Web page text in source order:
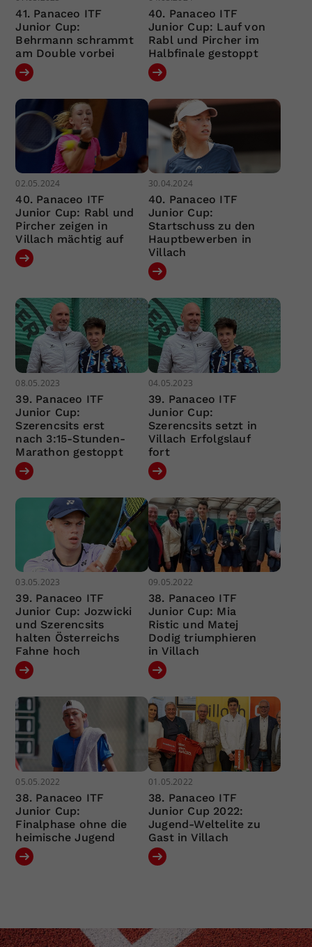
41. Panaceo ITF
Junior Cup:
Behrmann schrammt
am Double vorbei
40. Panaceo ITF
Junior Cup: Lauf von
Rabl und Pircher im
Halbfinale gestoppt
02.05.2024
40. Panaceo ITF
Junior Cup: Rabl und
Pircher zeigen in
Villach mächtig auf
30.04.2024
40. Panaceo ITF
Junior Cup:
Startschuss zu den
Hauptbewerben in
Villach
08.05.2023
39. Panaceo ITF
Junior Cup:
Szerencsits erst
nach 3:15-Stunden-
Marathon gestoppt
04.05.2023
39. Panaceo ITF
Junior Cup:
Szerencsits setzt in
Villach Erfolgslauf
fort
03.05.2023
39. Panaceo ITF
Junior Cup: Jozwicki
und Szerencsits
halten Österreichs
Fahne hoch
09.05.2022
38. Panaceo ITF
Junior Cup: Mia
Ristic und Matej
Dodig triumphieren
in Villach
05.05.2022
38. Panaceo ITF
Junior Cup:
Finalphase ohne die
heimische Jugend
01.05.2022
38. Panaceo ITF
Junior Cup 2022:
Jugend-Weltelite zu
Gast in Villach